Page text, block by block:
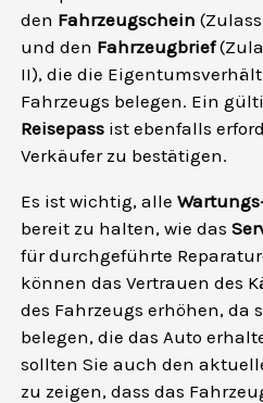
den Fahrzeugschein
und den Fahrzeugbrief
II), die die
Fahrzeugs belegen. Ein
Reisepass ist ebenfalls
Verkäufer zu bestätigen.
Es ist wichtig, alle
bereit zu halten, wie das
für durchgeführte
können das Vertrauen des
des Fahrzeugs erhöhen, da
belegen, die das Auto
sollten Sie auch den
zu zeigen, dass das